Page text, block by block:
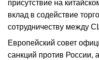
присутствие на
вклад в содействие
сотрудничеству между
Европейский совет
санкций против России,